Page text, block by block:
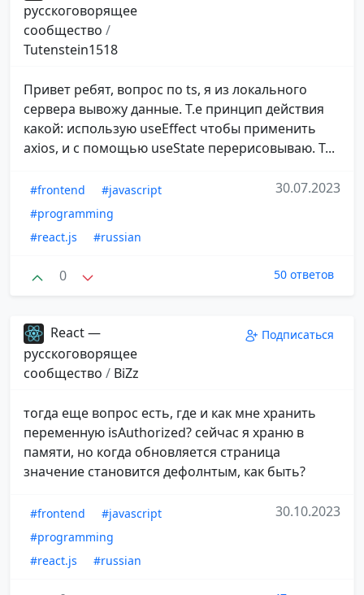
русскоговорящее
сообщество /
Tutenstein1518
Привет ребят, вопрос по ts, я из локального
сервера вывожу данные. Т.е принцип действия
какой: использую useEffect чтобы применить
axios, и с помощью useState перерисовываю. Т...
#frontend
#javascript
#programming
#react.js
#russian
30.07.2023
0 50 ответов
React —
русскоговорящее
сообщество / BiZz
Подписаться
тогда еще вопрос есть, где и как мне хранить
переменную isAuthorized? сейчас я храню в
памяти, но когда обновляется страница
значение становится дефолнтым, как быть?
#frontend
#javascript
#programming
#react.js
#russian
30.10.2023